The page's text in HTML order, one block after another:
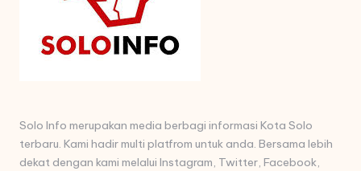
Solo Info merupakan media berbagi informasi Kota Solo
terbaru. Kami hadir multi platfrom untuk anda. Bersama lebih
dekat dengan kami melalui Instagram, Twitter, Facebook,